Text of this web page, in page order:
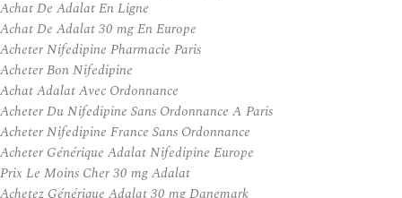
Achat De Adalat En Ligne
Achat De Adalat 30 mg En Europe
Acheter Nifedipine Pharmacie Paris
Acheter Bon Nifedipine
Achat Adalat Avec Ordonnance
Acheter Du Nifedipine Sans Ordonnance A Paris
Acheter Nifedipine France Sans Ordonnance
Acheter Générique Adalat Nifedipine Europe
Prix Le Moins Cher 30 mg Adalat